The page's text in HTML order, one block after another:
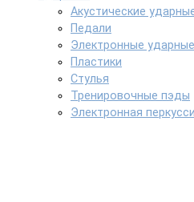
Акустические
Педали
Электронные ударные
Пластики
Стулья
Тренировочные пэды
Электронная